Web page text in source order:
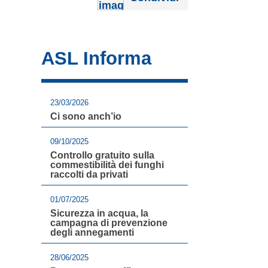
ASL Informa
23/03/2026
Ci sono anch’io
09/10/2025
Controllo gratuito sulla
commestibilità dei funghi
raccolti da privati
01/07/2025
Sicurezza in acqua, la
campagna di prevenzione
degli annegamenti
28/06/2025